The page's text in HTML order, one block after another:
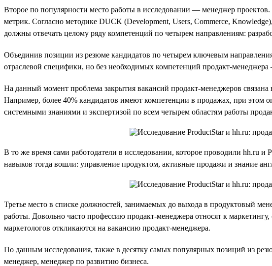
Второе по популярности место работы в исследовании — менеджер
метрик. Согласно методике DUCK (Development, Users, Commerce,
должны отвечать целому ряду компетенций по четырем направлениям:
Объединив позиции из резюме кандидатов по четырем ключевым
отраслевой специфики, но без необходимых компетенций продакт-
На данный момент проблема закрытия вакансий продакт-менеджеров
Например, более 40% кандидатов имеют компетенции в продажах, при этом
системными знаниями и экспертизой по всем четырем областям работы
В то же время сами работодатели в исследовании, которое проводили hh.ru
навыков тогда вошли: управление продуктом, активные продажи и знание
Третье место в списке должностей, занимаемых до выхода в продуктовый
работы. Довольно часто профессию продакт-менеджера относят к
маркетологов откликаются на вакансию продакт-менеджера.
По данным исследования, также в десятку самых популярных позиций из
менеджер, менеджер по развитию бизнеса.